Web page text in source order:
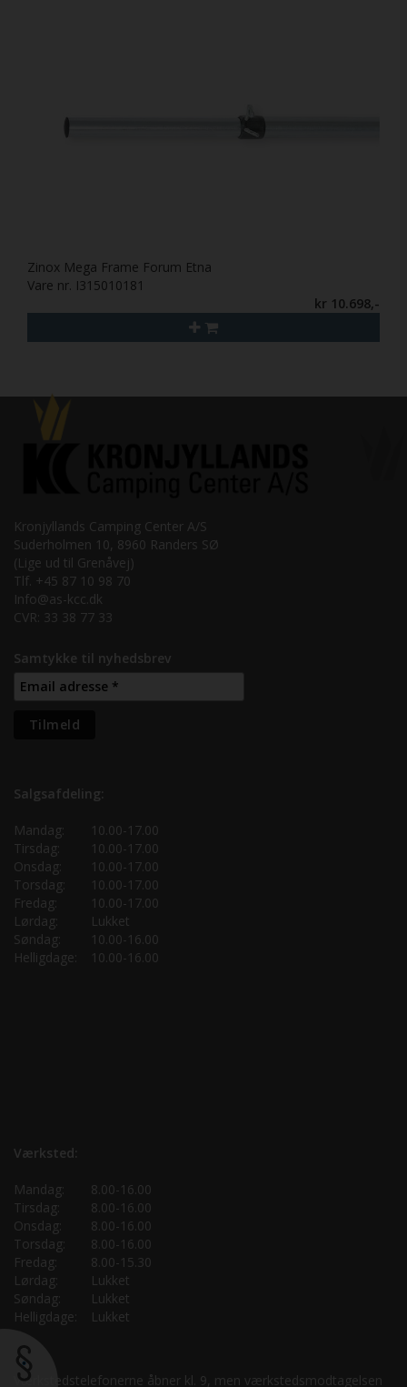
Zinox Mega Frame Forum Etna
Vare nr. I315010181
kr 10.698,-
Kronjyllands Camping Center A/S
Suderholmen 10, 8960 Randers SØ
(Lige ud til Grenåvej)
Tlf. +45 87 10 98 70
Info@as-kcc.dk
CVR: 33 38 77 33
Samtykke til nyhedsbrev
Salgsafdeling:
Mandag:
10.00-17.00
Tirsdag:
10.00-17.00
Onsdag:
10.00-17.00
Torsdag:
10.00-17.00
Fredag:
10.00-17.00
Lørdag:
Lukket
Søndag:
10.00-16.00
Helligdage:
10.00-16.00
Værksted:
Mandag:
8.00-16.00
Tirsdag:
8.00-16.00
Onsdag:
8.00-16.00
Torsdag:
8.00-16.00
Fredag:
8.00-15.30
Lørdag:
Lukket
Søndag:
Lukket
Helligdage:
Lukket
Værkstedstelefonerne åbner kl. 9, men værkstedsmodtagelsen